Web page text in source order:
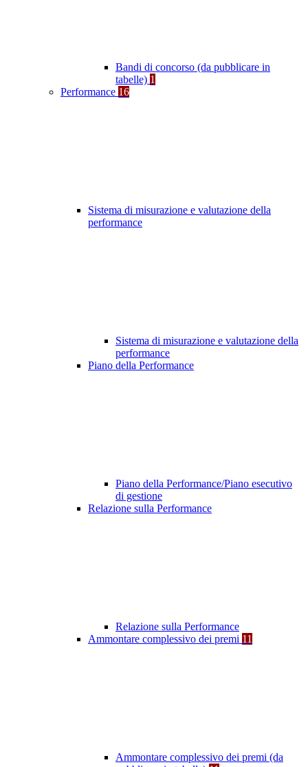
Bandi di concorso (da pubblicare in
tabelle) 1
Performance 16
Sistema di misurazione e valutazione della
performance
Sistema di misurazione e valutazione della
performance
Piano della Performance
Piano della Performance/Piano esecutivo
di gestione
Relazione sulla Performance
Relazione sulla Performance
Ammontare complessivo dei premi 11
Ammontare complessivo dei premi (da